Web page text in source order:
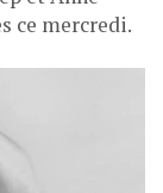
ce mercredi.